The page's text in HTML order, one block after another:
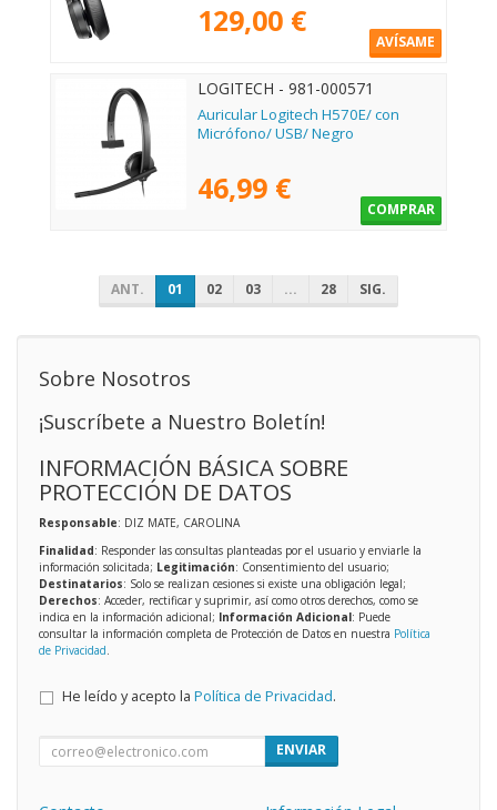
129,00 €
AVÍSAME
LOGITECH - 981-000571
Auricular Logitech H570E/ con
Micrófono/ USB/ Negro
46,99 €
COMPRAR
ANT. 01 02 03 ... 28 SIG.
Sobre Nosotros
¡Suscríbete a Nuestro Boletín!
INFORMACIÓN BÁSICA SOBRE
PROTECCIÓN DE DATOS
Responsable: DIZ MATE, CAROLINA
Finalidad: Responder las consultas planteadas por el usuario y enviarle la
información solicitada; Legitimación: Consentimiento del usuario;
Destinatarios: Solo se realizan cesiones si existe una obligación legal;
Derechos: Acceder, rectificar y suprimir, así como otros derechos, como se
indica en la información adicional; Información Adicional: Puede
consultar la información completa de Protección de Datos en nuestra Política
de Privacidad.
He leído y acepto la Política de Privacidad.
ENVIAR